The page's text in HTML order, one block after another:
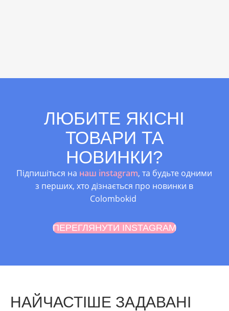
ЛЮБИТЕ ЯКІСНІ
ТОВАРИ ТА
НОВИНКИ?
Підпишіться на наш instagram, та будьте одними
з перших, хто дізнається про новинки в
Colombokid
ПЕРЕГЛЯНУТИ INSTAGRAM
НАЙЧАСТІШЕ ЗАДАВАНІ